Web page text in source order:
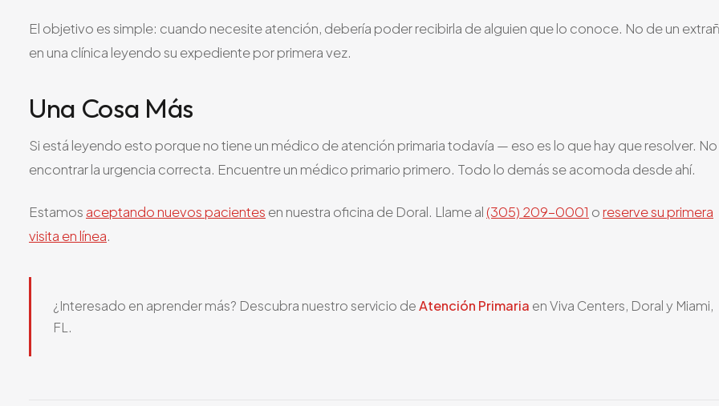
El objetivo es simple: cuando necesite atención, debería poder recibirla de alguien que lo conoce. No de un
en una clínica leyendo su expediente por primera vez.
Una Cosa Más
Si está leyendo esto porque no tiene un médico de atención primaria todavía — eso es lo que hay que resolver. No
encontrar la urgencia correcta. Encuentre un médico primario primero. Todo lo demás se acomoda desde ahí.
Estamos aceptando nuevos pacientes en nuestra oficina de Doral. Llame al (305) 209-0001 oreserve su primera
visita en línea.
¿Interesado en aprender más? Descubra nuestro servicio deAtención Primaria en Viva Centers, Doral y Miami,
FL.